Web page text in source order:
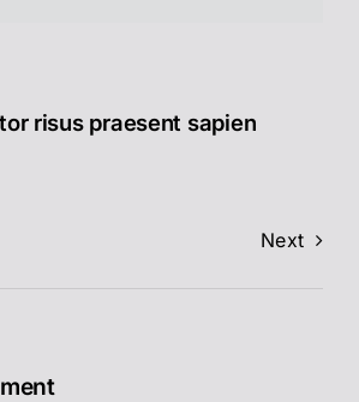
risus praesent sapien
Next